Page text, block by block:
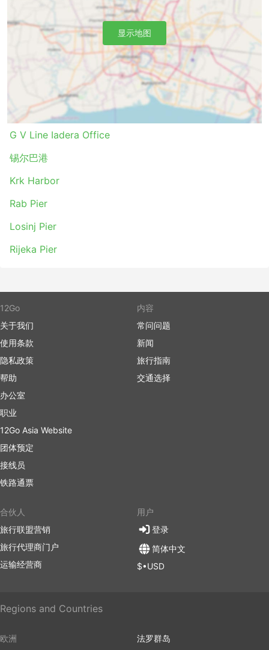
Rijeka Pier
Rab Pier
G V Line Iadera热门目的地
以下是G V Line Iadera运营的部分最受欢迎的码头:
里耶卡 - 扎达尔
扎达尔 - 里耶卡
里耶卡 - 克尔克
里耶卡 - Rab
Rab - 扎达尔
G V Line Iadera轮渡类型和票价
高速的渡轮通常费用很高。如果您想省钱，可以查看航线上
昂贵的私人客舱的票量非常紧张。特别是在最受欢迎的路线
上如果不提前购票而到现场购票可能会排很久的队。有些目
的地有多个码头，或者因渡轮公司不同而码头不同，建议在
便办理登船手续。在国际航线上，登船手续可能需要几个小
时。最后但同样重要的是，一些码头对所有到达的乘客征收
“码头费”，而这笔费用通常不包括在票价中——请记住这一
轮渡旅行的优点和缺点
轮渡旅行的优点
乘船可以到达一些其他交通工具无法到达的岛屿、海滩
可以在网上预订船票，既能节省时间，又能确保旅行按
计划进行。赶在旅游旺季、国家法定假日或长周末到来
前，提前预订船票需求量大、船舶数量有限的航线会让
您的旅行变得尤为方便。
检查票价条款包括的主要服务。
途中经过的地方。大多数地方从水上看都很美，而且景
G V Line Iadera Office
锡尔巴港
Krk Harbor
Rab Pier
Losinj Pier
Rijeka Pier
显示地图
12Go
关于我们
使用条款
隐私政策
帮助
办公室
职业
12Go Asia Website
团体预定
接线员
铁路通票
内容
常问问题
新闻
旅行指南
交通选择
合伙人
旅行联盟营销
旅行代理商门户
运输经营商
用户
登录
简体中文
$•USD
Regions and Countries
欧洲 法罗群岛